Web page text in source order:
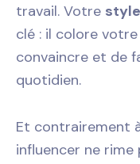
travail. Votre
clé : il colore
convaincre et de
quotidien.
Et contrairement
influencer ne rime